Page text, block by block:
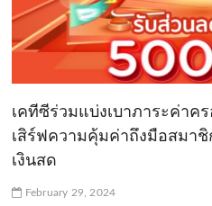
เคทีซีร่วมแบ่งเบาภาระค่า
เสิร์ฟความคุ้มค่าถึงมือสมา
เงินสด
February 29, 2024